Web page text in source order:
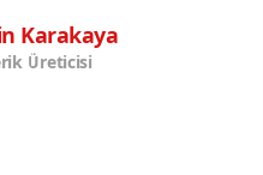
Karakaya
Üreticisi